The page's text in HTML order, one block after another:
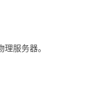
服务器。